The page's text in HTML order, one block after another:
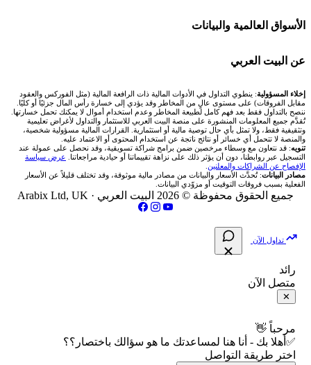
اكس تي بي XTB
انتراكتيف بروكرز IBKR
شركات تداول في قطر
شركات تداول في الأردن
شركات تداول في العراق
شركات تداول في فلسطين
🇦🇪 أسواق الإمارات
🇪🇬 البورصة المصرية
🇶🇦 بورصة قطر
🇯🇴 بورصة عمّان
🇧🇭 بورصة البحرين
فحص الأسهم الأمريكية الشرعي
📋 جميع الأسهم
🕌 الأسهم الحلال
💱 محول العملات
🧮 حاسبة حجم اللوت
📊 حاسبة قيمة النقطة
💰 حاسبة ربح الفوركس
📌 حاسبة النقاط المحورية
📏 حاسبة حجم المركز
📈 حاسبة عائد التداول
📊 حاسبة الربح التراكمي
🧮 حاسبة متوسط سعر السهم
📅 التقويم الاقتصادي
🧱 حائط المجتمع
🏆 لوحة المحلّلين
✍️ اكتب تحليلك
الأسواق العالمية والبيانات
🌐 المؤشرات العالمية
🥇 سعر الذهب اليوم
🥇 أسعار الذهب والمعادن
💱 أسعار العملات والفوركس
💵 سعر الريال السعودي في مصر
📅 المؤشرات الاقتصادية
عن البيت العربي
من نحن
تواصل معنا
فريق المؤلفين
مقالات تعليمية
سياسة تقييم الشركات
الإبلاغ عن شركة نصابة
شروط الاستخدام
سياسة الخصوصية
إخلاء المسؤولية: ينطوي التداول في الأدوات المالية ذات الرافعة المالية (مثل الفوركس والعقود
مقابل الفروقات) على مستوى عالٍ من المخاطر وقد يؤدي إلى خسارة رأس المال جزئيًا أو كليًا.
ننصح بالتداول فقط بعد فهم كامل لطبيعة المخاطر وعدم استخدام أموال لا يمكنك تحمل خسارتها.
تُقدَّم جميع المعلومات المنشورة على منصة البيت العربي للاستثمار والتداول لأغراض تعليمية
وتثقيفية فقط، ولا تمثل بأي حال توصية مالية أو استثمارية. القرارات المالية مسؤولية شخصية،
والمنصة لا تتحمل أي خسائر أو نتائج ناتجة عن استخدام المحتوى أو الاعتماد عليه.
تنويه: قد نتعاون مع وسطاء مرخصين ضمن برامج شراكة تسويقية، وقد نحصل على عمولة عند
التسجيل عبر روابطنا، دون أن يؤثر ذلك على نزاهة تقييماتنا أو حيادية مراجعاتنا. عرض سياسة
الإفصاح عن الشراكات والمعلنين
مصادر البيانات: تُحدَّث الأسعار والبيانات من مصادر مالية موثوقة، وقد تختلف قليلاً عن الأسعار
الفعلية بسبب فروقات التوقيت أو مزوّدي البيانات.
جميع الحقوق محفوظة © 2026 البيت العربي · Arabix Ltd, UK
تداول الآن
رائد
متصل الآن
✕
مرحباً 👋
✅أهلا بك - أنا هنا لمساعدتك ما هو سؤالك باختصار؟؟
اختر طريقة التواصل